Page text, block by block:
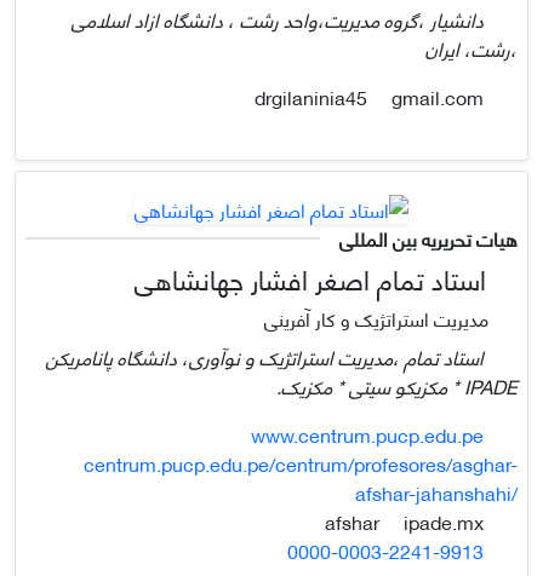
دانشیار ،گروه مدیریت،واحد رشت ، دانشگاه ازاد اسلامی
،رشت، ایران
gmail.com
هیات تحریریه بین المللی
استاد تمام اصغر افشار جهانشاهی
مدیریت استراتژیک و کار آفرینی
استاد تمام ،مدیریت استراتژیک و نوآوری، دانشگاه پانامریکن
IPADE * مکزیکو سیتی * مکزیک.
www.centrum.pucp.edu.pe
centrum.pucp.edu.pe/centrum/profesores/asghar-
afshar-jahanshahi/
ipade.mx
0000-0003-2241-9913